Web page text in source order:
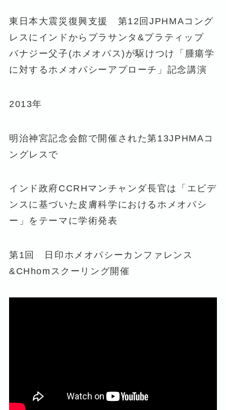
東日本大震災復興支援 第12回JPHMAコング
レスにインドからプラサンタ&プラティップ
バナジー父子(ホメオパス)が駆けつけ「腫瘍学
に対するホメオパシーアプローチ」記念講演
2013年
明治神宮記念会館で開催された第13JPHMAコ
ングレスで
インド政府CCRHマンチャンダ長官は「エビデ
ンスに基づいた皮膚科学におけるホメオパシ
ー」をテーマに学術発表
第1回 日印ホメオパシーカンファレンス
&CHhomスクーリング開催